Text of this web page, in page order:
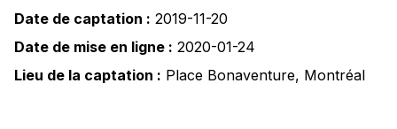
Date de captation : 2019-11-20
Date de mise en ligne : 2020-01-24
Lieu de la captation : Place Bonaventure, Montréal